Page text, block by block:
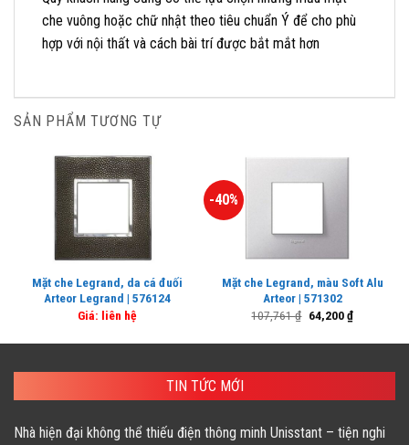
che vuông hoặc chữ nhật theo tiêu chuẩn Ý để cho phù
hợp với nội thất và cách bài trí được bắt mắt hơn
SẢN PHẨM TƯƠNG TỰ
Mặt che Legrand, da cá đuối
Arteor Legrand | 576124
Giá: liên hệ
-40%
Mặt che Legrand, màu Soft Alu
Arteor | 571302
107,761₫ Giá
gốc
64,200₫Giá
hiện
TIN TỨC MỚI
Nhà hiện đại không thể thiếu điện thông minh Unisstant – tiện nghi